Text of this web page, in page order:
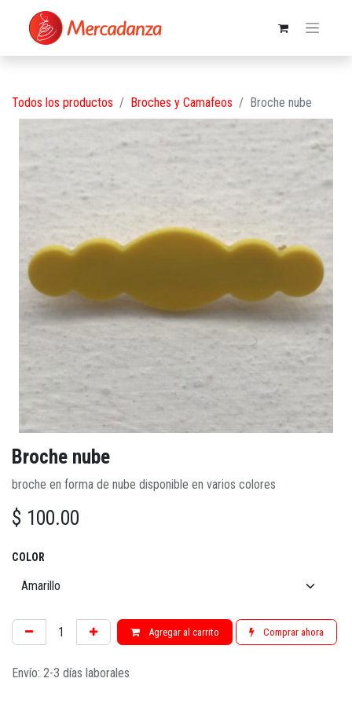
Todos los productos Broches y Camafeos Broche nube
Broche nube
broche en forma de nube disponible en varios colores
$ 100.00
COLOR
Agregar al carrito Comprar ahora
Envío: 2-3 días laborales